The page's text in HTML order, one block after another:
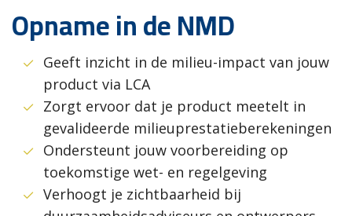
Opname in de NMD
Geeft inzicht in de milieu-impact van jouw
product via LCA
Zorgt ervoor dat je product meetelt in
gevalideerde milieuprestatieberekeningen
Ondersteunt jouw voorbereiding op
toekomstige wet- en regelgeving
Verhoogt je zichtbaarheid bij